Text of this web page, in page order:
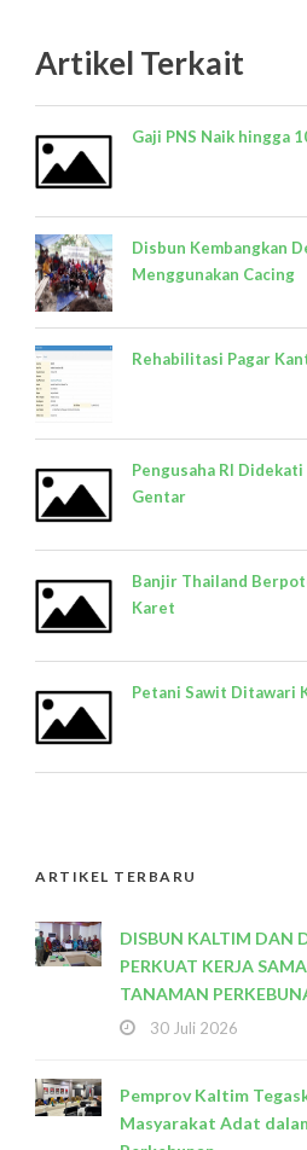
Artikel Terkait
Gaji PNS Naik hingga
Disbun Kembangkan
Menggunakan Cacing
Rehabilitasi Pagar
Pengusaha RI
Gentar
Banjir Thailand
Karet
Petani Sawit Ditawari
ARTIKEL TERBARU
DISBUN KALTIM DAN
PERKUAT KERJA
TANAMAN
30 Juli 2026
Pemprov Kaltim
Masyarakat Adat